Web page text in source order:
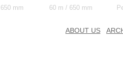
mm 60 m / 650 mm
ABOUT US